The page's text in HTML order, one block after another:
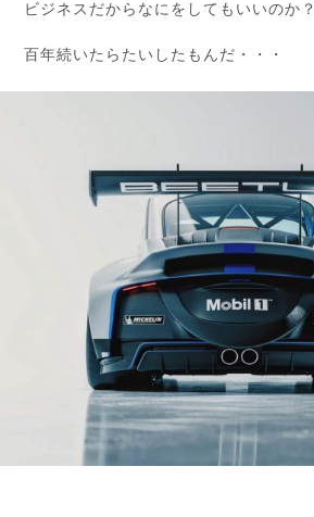
ビジネスだからなにをしてもいいのか？
百年続いたらたいしたもんだ・・・